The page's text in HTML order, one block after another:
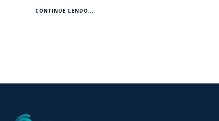
CONTINUE LENDO...